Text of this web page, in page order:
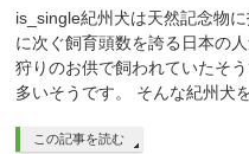
is_single紀州犬は天然記念物
に次ぐ飼育頭数を誇る日本の
狩りのお供で飼われていたそ
多いそうです。 そんな紀州犬
この記事を読む